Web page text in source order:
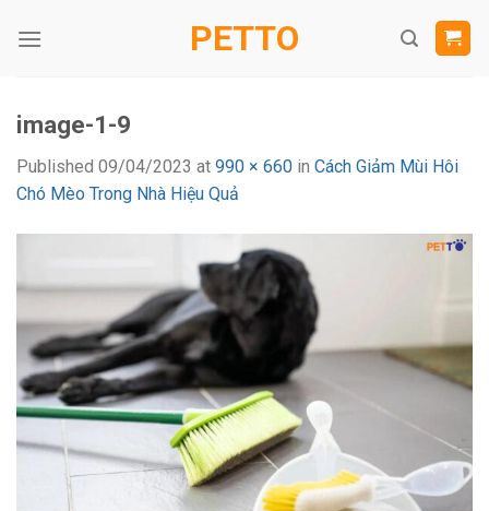
PETTO
image-1-9
Published 09/04/2023 at 990 × 660 in Cách Giảm Mùi Hôi
Chó Mèo Trong Nhà Hiệu Quả